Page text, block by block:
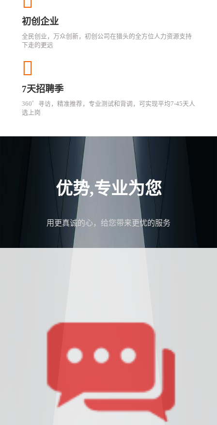
初创企业
全民创业，万众创新，初创公司在猎头的全方位人力资源支持
下走的更远
7天招聘季
360゜寻访，精准推荐，专业测试和背调，可实现平均7-45天人
选上岗
优势,专业为您
用更真诚的心，给您带来更优的服务